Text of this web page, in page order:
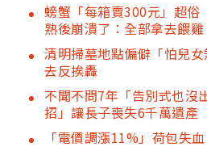
螃蟹「每箱賣300元」超
熟後崩潰了：全部拿去餵雞
清明掃墓地點偏僻「怕兒
去反挨轟
不聞不問7年「告別式也
招」讓長子喪失6千萬遺產
「電價調漲11%」荷包失